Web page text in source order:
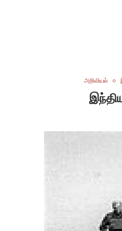
அறிவியல்